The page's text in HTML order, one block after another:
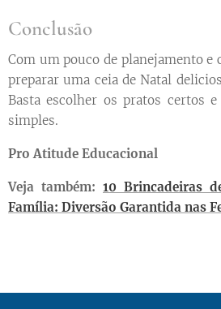
Conclusão
Com um pouco de planejamento e
preparar uma ceia de Natal
Basta escolher os pratos certos
simples.
Pro Atitude Educacional
Veja também: 10 Brincadeiras
Família: Diversão Garantida nas